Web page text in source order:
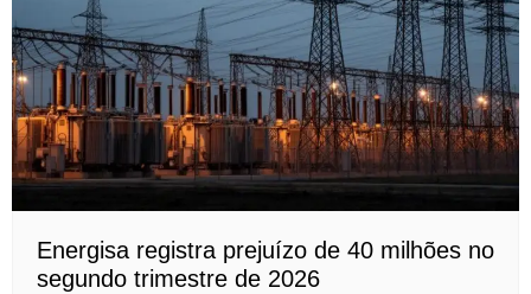
Energisa registra prejuízo de 40 milhões no
segundo trimestre de 2026